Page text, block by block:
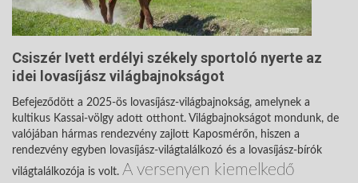
Csiszér Ivett erdélyi székely sportoló nyerte az
idei lovasíjász világbajnokságot
Befejeződött a 2025-ös lovasíjász-világbajnokság, amelynek a
kultikus Kassai-völgy adott otthont. Világbajnokságot mondunk, de
valójában hármas rendezvény zajlott Kaposmérőn, hiszen a
rendezvény egyben lovasíjász-világtalálkozó és a lovasíjász-bírók
világtalálkozója is volt. A versenyen kiemelkedő